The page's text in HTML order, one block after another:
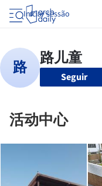
Iniciar sessão
Seguir
活动中心